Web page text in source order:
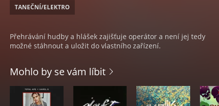
TANEČNÍ/ELEKTRO
Přehrávání hudby a hlášek zajišťuje operátor a není jej tedy
možné stáhnout a uložit do vlastního zařízení.
Mohlo by se vám líbit